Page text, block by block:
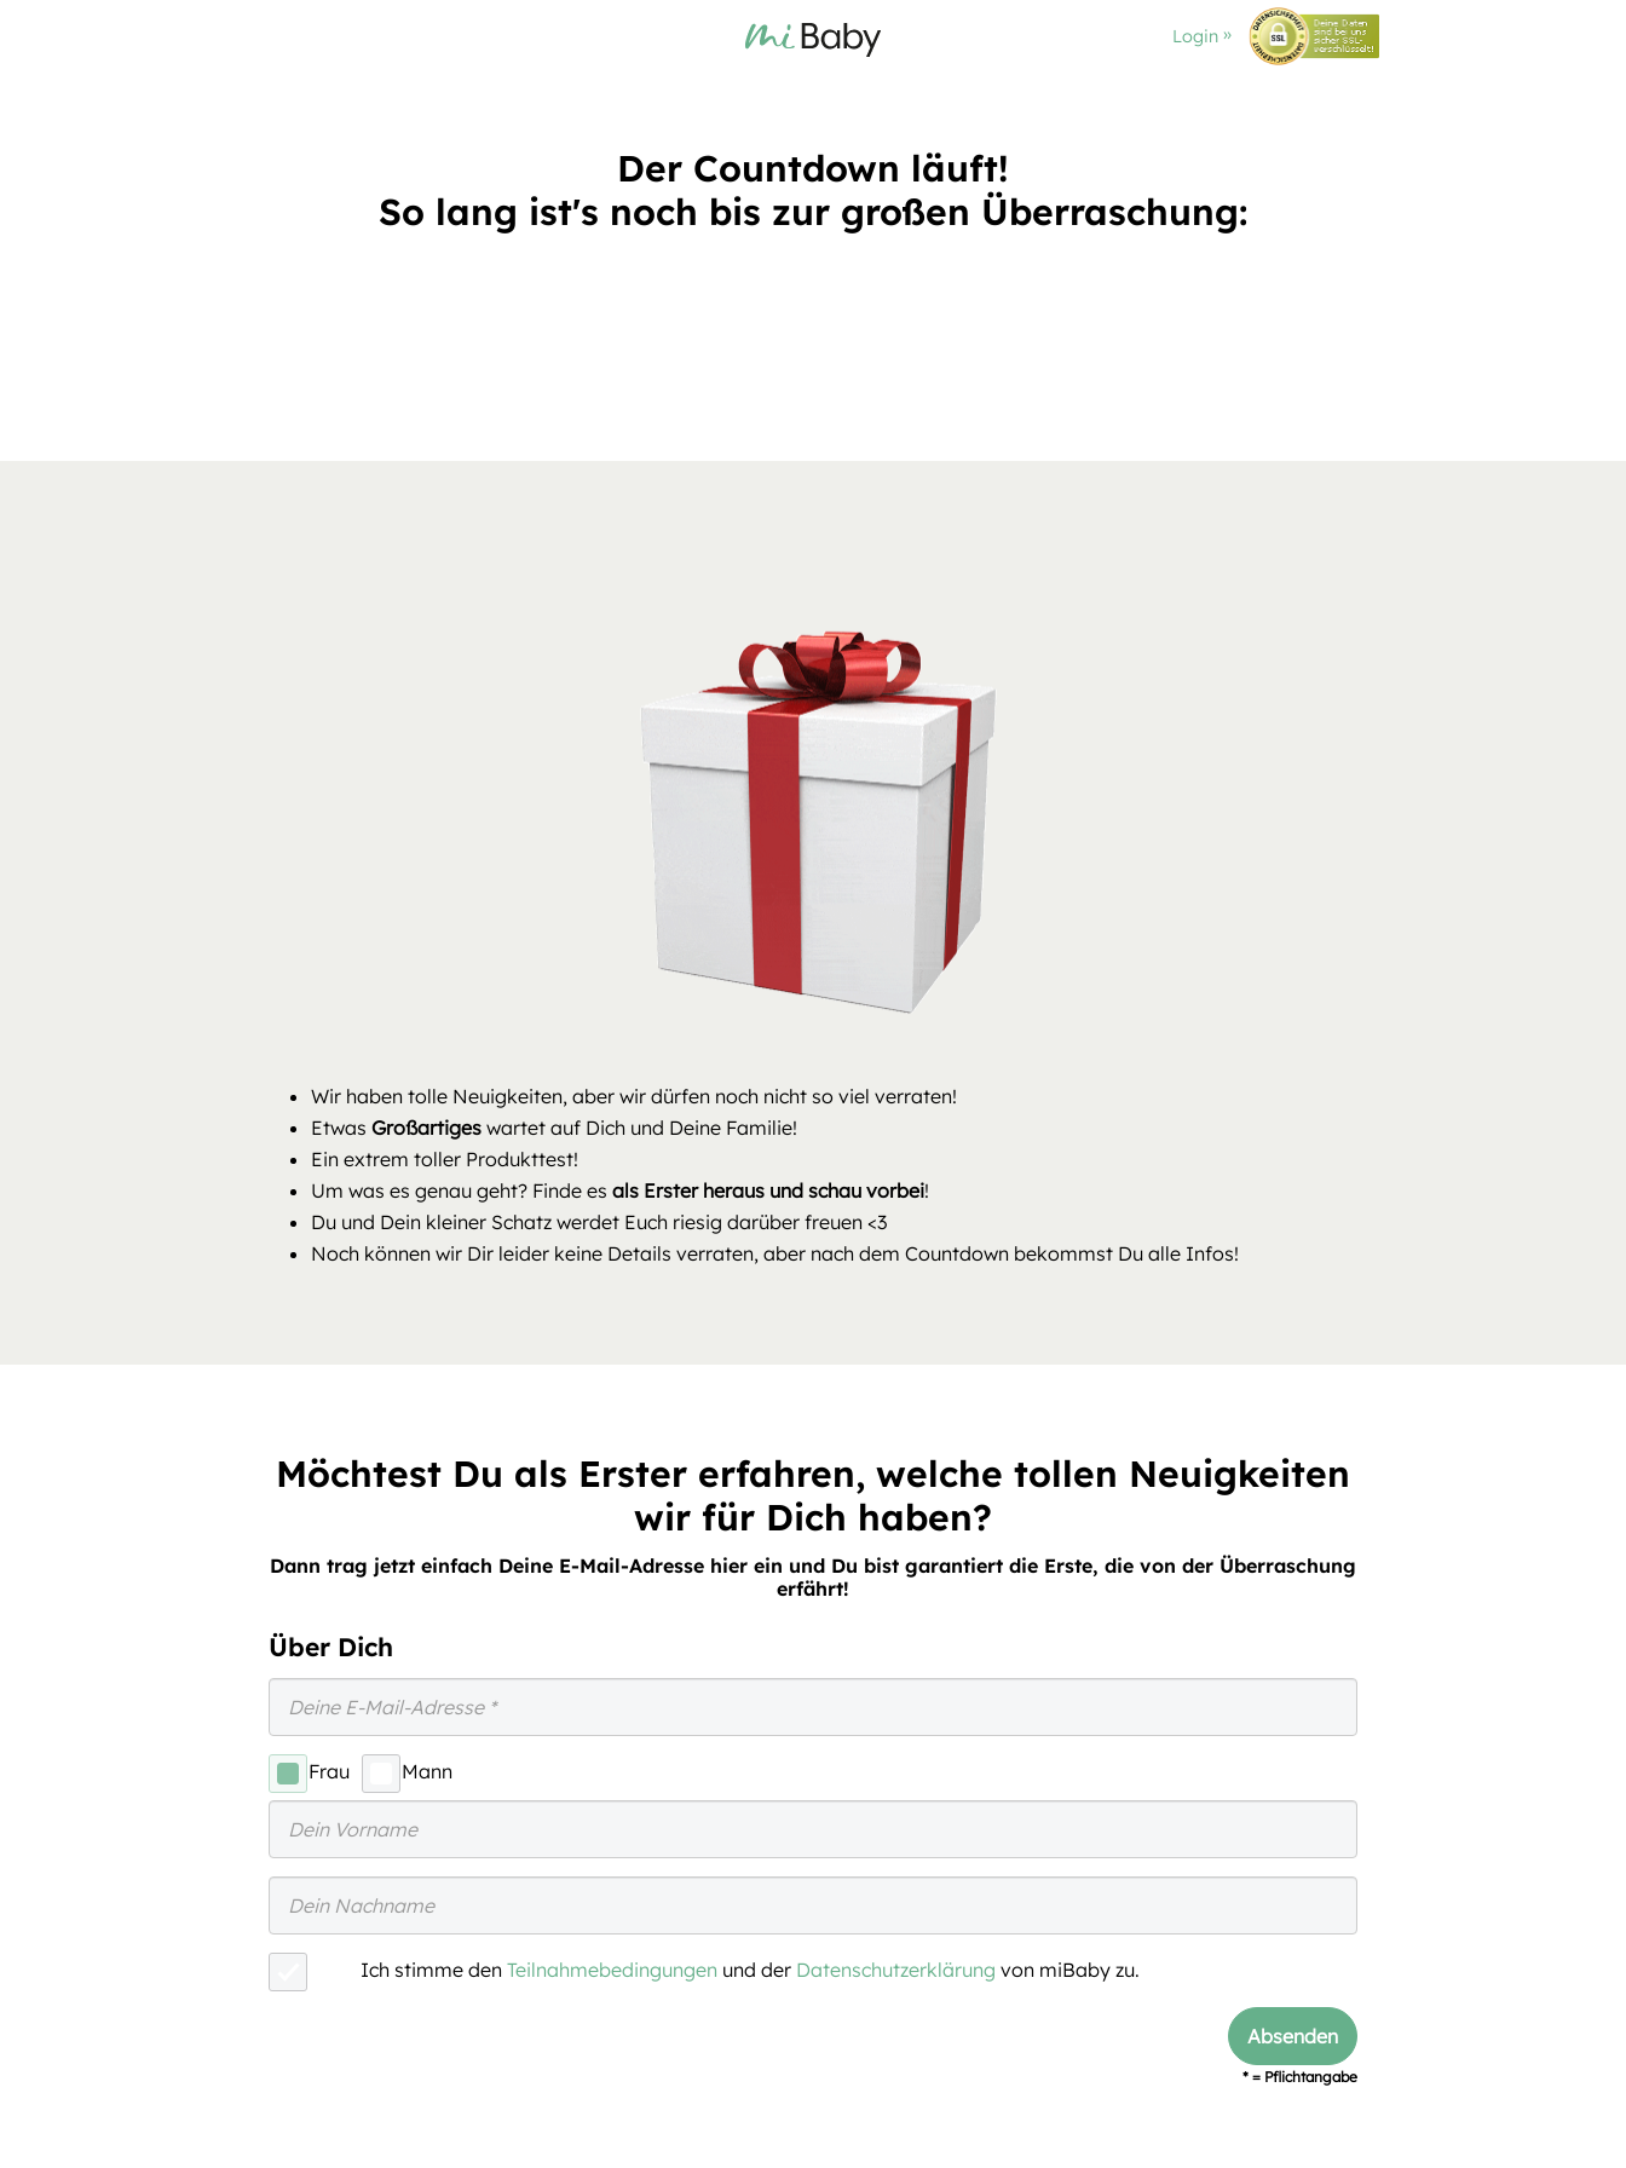
Login
Der Countdown läuft!
So lang ist's noch bis zur großen Überraschung:
Wir haben tolle Neuigkeiten, aber wir dürfen noch nicht so viel verraten!
Etwas Großartiges wartet auf Dich und Deine Familie!
Ein extrem toller Produkttest!
Um was es genau geht? Finde es als Erster heraus und schau vorbei!
Du und Dein kleiner Schatz werdet Euch riesig darüber freuen <3
Noch können wir Dir leider keine Details verraten, aber nach dem Countdown bekommst Du alle Infos!
Möchtest Du als Erster erfahren, welche tollen Neuigkeiten
wir für Dich haben?
Dann trag jetzt einfach Deine E-Mail-Adresse hier ein und Du bist garantiert die Erste, die von der Überraschung
erfährt!
Über Dich
Frau Mann
Ich stimme den Teilnahmebedingungen und der Datenschutzerklärung von miBaby zu.
* = Pflichtangabe